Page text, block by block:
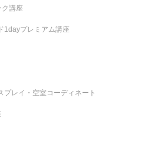
講座
1dayプレミアム講座
プレイ・空室コーディネート